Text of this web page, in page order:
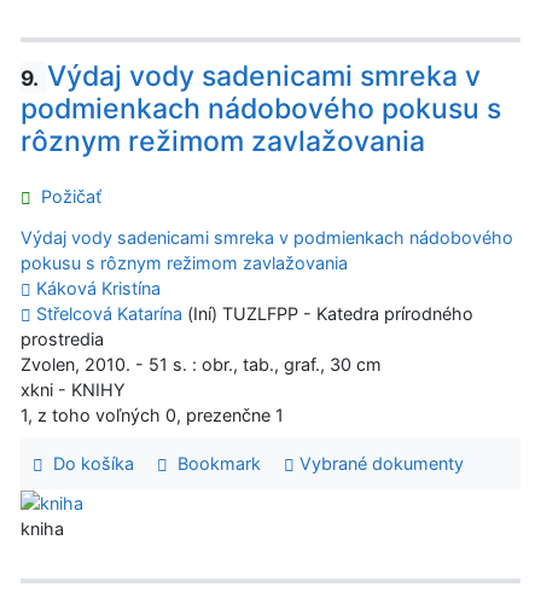
9. Výdaj vody sadenicami smreka v
podmienkach nádobového pokusu s
rôznym režimom zavlažovania
Požičať
Výdaj vody sadenicami smreka v podmienkach nádobového
pokusu s rôznym režimom zavlažovania
Káková Kristína
Střelcová Katarína (Iní) TUZLFPP - Katedra prírodného
prostredia
Zvolen, 2010. - 51 s. : obr., tab., graf., 30 cm
xkni - KNIHY
1, z toho voľných 0, prezenčne 1
Do košíka Bookmark Vybrané dokumenty
kniha